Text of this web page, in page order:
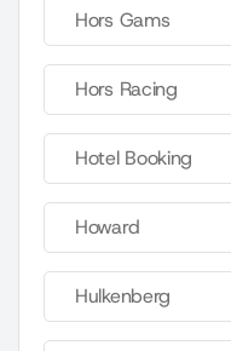
Hors Gams
Hors Racing
Hotel Booking
Howard
Hulkenberg